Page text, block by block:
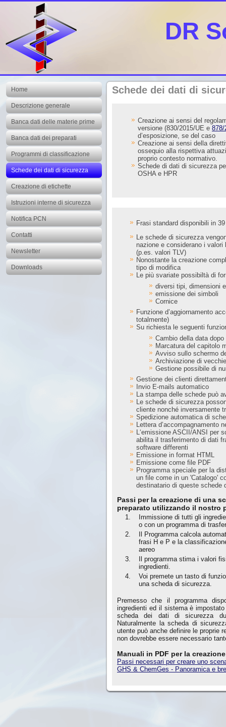
DR
Home
Descrizione generale
Banca dati delle materie prime
Banca dati dei preparati
Programmi di classificazione
Schede dei dati di sicurezza
Creazione di etichette
Istruzioni interne di sicurezza
Notifica PCN
Contatti
Newsletter
Downloads
Schede dei dati di
Creazione ai sensi del
versione (830/2015/UE e 878/
d’esposizione, se del caso
Creazione ai sensi della
ossequio alla rispettiva
proprio contesto normativo.
Schede di dati di sicurezza
OSHA e HPR
Frasi standard disponibili in
Le schede di sicurezza
nazione e considerano i
(p.es. valori TLV)
Nonostante la creazione
tipo di modifica
Le più svariate possibiltà di
diversi tipi, dimensioni
emissione dei simboli
Cornice
Funzione d’aggiornamento
totalmente)
Su richiesta le seguenti
Cambio della data
Marcatura del capitolo
Avviso sullo schermo
Archiviazione di
Gestione possibile di
Gestione dei clienti
Invio E-mails automatico
La stampa delle schede può
Le schede di sicurezza
cliente nonché inversamente
Spedizione automatica di
Lettera d’accompagnamento
L‘emissione ASCII/ANSI per
abilita il trasferimento di dati
software differenti
Emissione in format HTML
Emissione come file PDF
Programma speciale per la
un file come in un 'Catalogo'
destinatario di queste schede
Passi per la creazione di una
preparato utilizzando il nostro
1.
Immissione di tutti gli
o con un programma di
2.
Il Programma calcola
frasi H e P e la
aereo
3.
Il programma stima i valori
ingredienti.
4.
Voi premete un tasto di
una scheda di sicurezza.
Premesso che il programma
ingredienti ed il sistema è
scheda dei dati di sicurezza
Naturalmente la scheda di
utente può anche definire le proprie
non dovrebbe essere necessario
Manuali in PDF per la creazione
Passi necessari per creare uno
GHS & ChemGes - Panoramica e